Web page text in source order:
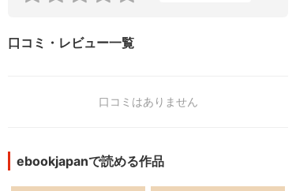
口コミ・レビュー一覧
口コミはありません
ebookjapanで読める作品